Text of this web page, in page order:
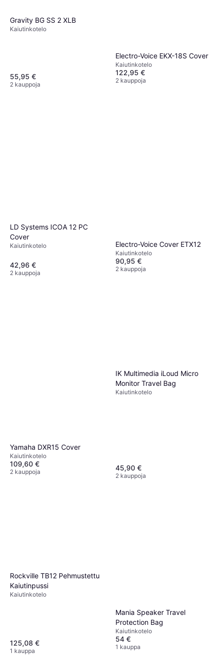
Gravity BG SS 2 XLB
Kaiutinkotelo
55,95 €
2 kauppoja
Electro-Voice EKX-18S Cover
Kaiutinkotelo
122,95 €
2 kauppoja
LD Systems ICOA 12 PC
Cover
Kaiutinkotelo
42,96 €
2 kauppoja
Electro-Voice Cover ETX12
Kaiutinkotelo
90,95 €
2 kauppoja
Yamaha DXR15 Cover
Kaiutinkotelo
109,60 €
2 kauppoja
IK Multimedia iLoud Micro
Monitor Travel Bag
Kaiutinkotelo
45,90 €
2 kauppoja
Rockville TB12 Pehmustettu
Kaiutinpussi
Kaiutinkotelo
125,08 €
1 kauppa
Mania Speaker Travel
Protection Bag
Kaiutinkotelo
54 €
1 kauppa